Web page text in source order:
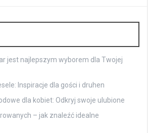
jest najlepszym wyborem dla Twojej
Inspiracje dla gości i druhen
dla kobiet: Odkryj swoje ulubione
– jak znaleźć idealne